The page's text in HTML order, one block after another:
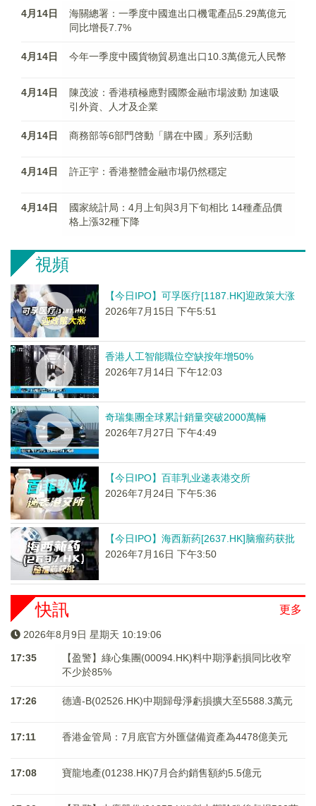
4月14日
海關總署：一季度中國進出口機電產品5.29萬億元
同比增長7.7%
4月14日 今年一季度中國貨物貿易進出口10.3萬億元人民幣
4月14日
陳茂波：香港積極應對國際金融市場波動 加速吸
引外資、人才及企業
4月14日 商務部等6部門啓動「購在中國」系列活動
4月14日 許正宇：香港整體金融市場仍然穩定
4月14日
國家統計局：4月上旬與3月下旬相比 14種產品價
格上漲32種下降
視頻
【今日IPO】可孚医疗[1187.HK]迎政策大涨
2026年7月15日 下午5:51
香港人工智能職位空缺按年增50%
2026年7月14日 下午12:03
奇瑞集團全球累計銷量突破2000萬輛
2026年7月27日 下午4:49
【今日IPO】百菲乳业递表港交所
2026年7月24日 下午5:36
【今日IPO】海西新药[2637.HK]脑瘤药获批
2026年7月16日 下午3:50
更多
快訊
2026年8月9日 星期天 10:19:07
17:35
【盈警】綠心集團(00094.HK)料中期淨虧損同比收窄
不少於85%
17:26 德適-B(02526.HK)中期歸母淨虧損擴大至5588.3萬元
17:11 香港金管局：7月底官方外匯儲備資產為4478億美元
17:08 寶龍地產(01238.HK)7月合約銷售額約5.5億元